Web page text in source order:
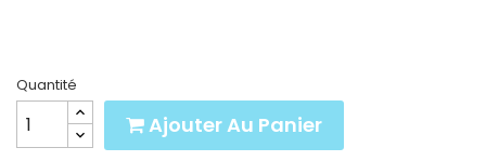
Quantité
Ajouter Au Panier